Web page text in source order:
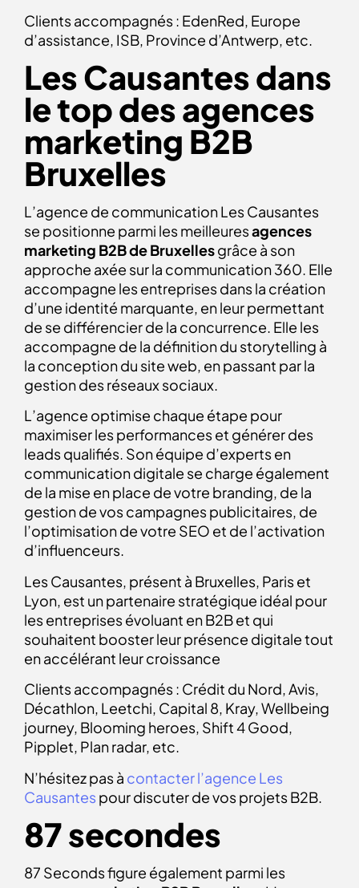
Clients accompagnés : EdenRed, Europe
d’assistance, ISB, Province d’Antwerp, etc.
Les Causantes dans
le top des agences
marketing B2B
Bruxelles
L’agence de communication Les Causantes
se positionne parmi les meilleuresagences
marketing B2B de Bruxellesgrâce à son
approche axée sur la communication 360. Elle
accompagne les entreprises dans la création
d’une identité marquante, en leur permettant
de se différencier de la concurrence. Elle les
accompagne de la définition du storytelling à
la conception du site web, en passant par la
gestion des réseaux sociaux.
L’agence optimise chaque étape pour
maximiser les performances et générer des
leads qualifiés. Son équipe d’experts en
communication digitale se charge également
de la mise en place de votre branding, de la
gestion de vos campagnes publicitaires, de
l’optimisation de votre SEO et de l’activation
d’influenceurs.
Les Causantes, présent à Bruxelles, Paris et
Lyon, est un partenaire stratégique idéal pour
les entreprises évoluant en B2B et qui
souhaitent booster leur présence digitale tout
en accélérant leur croissance
Clients accompagnés : Crédit du Nord, Avis,
Décathlon, Leetchi, Capital 8, Kray, Wellbeing
journey, Blooming heroes, Shift 4 Good,
Pipplet, Plan radar, etc.
N’hésitez pas à contacter l’agence Les
Causantes pour discuter de vos projets B2B.
87 secondes
87 Seconds figure également parmi les